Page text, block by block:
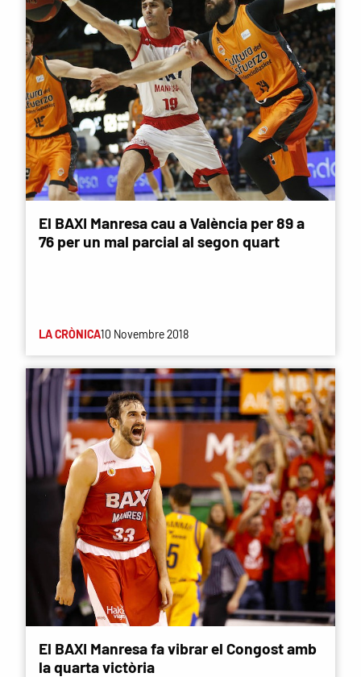
El BAXI Manresa cau a València per 89 a
76 per un mal parcial al segon quart
LA CRÒNICA10 Novembre 2018
El BAXI Manresa fa vibrar el Congost amb
la quarta victòria